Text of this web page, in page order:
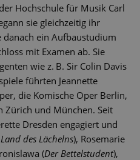
Hochschule für Musik Carl
sie gleichzeitig ihr
danach ein Aufbaustudium
mit Examen ab. Sie
wie z. B. Sir Colin Davis
führten Jeannette
die Komische Oper Berlin,
Zürich und München. Seit
Dresden engagiert und
des Lächelns), Rosemarie
(Der Bettelstudent),